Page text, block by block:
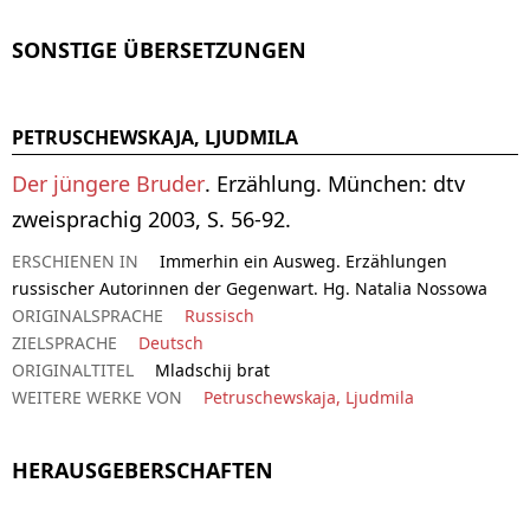
SONSTIGE ÜBERSETZUNGEN
PETRUSCHEWSKAJA, LJUDMILA
Der jüngere Bruder. Erzählung. München: dtv
zweisprachig 2003, S. 56-92.
ERSCHIENEN IN
Immerhin ein Ausweg. Erzählungen
russischer Autorinnen der Gegenwart. Hg. Natalia Nossowa
ORIGINALSPRACHE
Russisch
ZIELSPRACHE
Deutsch
ORIGINALTITEL
Mladschij brat
WEITERE WERKE VON
Petruschewskaja, Ljudmila
HERAUSGEBERSCHAFTEN